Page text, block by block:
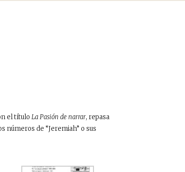
el título La Pasión de narrar, repasa
números de “Jeremiah” o sus